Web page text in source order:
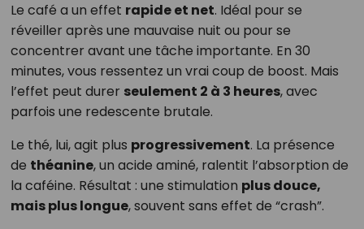
Le café a un effet rapide et net. Idéal pour se
réveiller après une mauvaise nuit ou pour se
concentrer avant une tâche importante. En 30
minutes, vous ressentez un vrai coup de boost. Mais
l’effet peut durer seulement 2 à 3 heures, avec
parfois une redescente brutale.
Le thé, lui, agit plus progressivement. La présence
de théanine, un acide aminé, ralentit l’absorption de
la caféine. Résultat : une stimulation plus douce,
mais plus longue, souvent sans effet de “crash”.